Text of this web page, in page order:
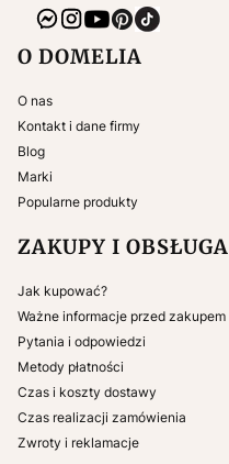
Linki w stopce
O DOMELIA
O nas
Kontakt i dane firmy
Blog
Marki
Popularne produkty
ZAKUPY I OBSŁUGA
Jak kupować?
Ważne informacje przed zakupem
Pytania i odpowiedzi
Metody płatności
Czas i koszty dostawy
Czas realizacji zamówienia
Zwroty i reklamacje